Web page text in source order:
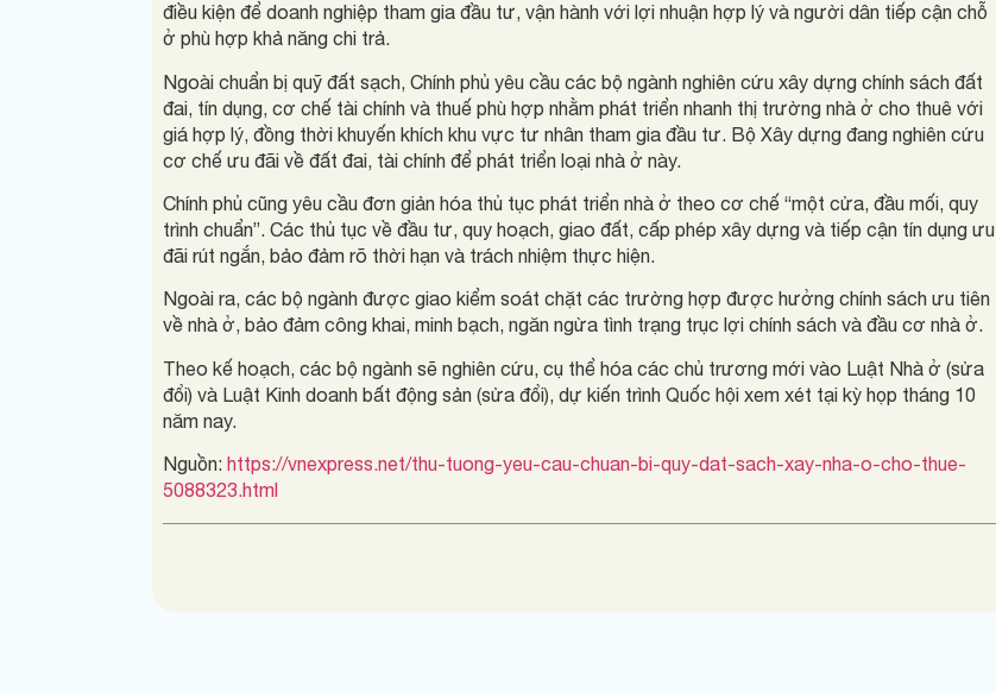
điều kiện để doanh nghiệp tham gia đầu tư, vận hành với lợi nhuận hợp lý và người dân tiếp cận chỗ
ở phù hợp khả năng chi trả.
Ngoài chuẩn bị quỹ đất sạch, Chính phủ yêu cầu các bộ ngành nghiên cứu xây dựng chính sách đất
đai, tín dụng, cơ chế tài chính và thuế phù hợp nhằm phát triển nhanh thị trường nhà ở cho thuê với
giá hợp lý, đồng thời khuyến khích khu vực tư nhân tham gia đầu tư. Bộ Xây dựng đang nghiên cứu
cơ chế ưu đãi về đất đai, tài chính để phát triển loại nhà ở này.
Chính phủ cũng yêu cầu đơn giản hóa thủ tục phát triển nhà ở theo cơ chế “một cửa, đầu mối, quy
trình chuẩn”. Các thủ tục về đầu tư, quy hoạch, giao đất, cấp phép xây dựng và tiếp cận tín dụng ưu
đãi rút ngắn, bảo đảm rõ thời hạn và trách nhiệm thực hiện.
Ngoài ra, các bộ ngành được giao kiểm soát chặt các trường hợp được hưởng chính sách ưu tiên
về nhà ở, bảo đảm công khai, minh bạch, ngăn ngừa tình trạng trục lợi chính sách và đầu cơ nhà ở.
Theo kế hoạch, các bộ ngành sẽ nghiên cứu, cụ thể hóa các chủ trương mới vào Luật Nhà ở (sửa
đổi) và Luật Kinh doanh bất động sản (sửa đổi), dự kiến trình Quốc hội xem xét tại kỳ họp tháng 10
năm nay.
Nguồn: https://vnexpress.net/thu-tuong-yeu-cau-chuan-bi-quy-dat-sach-xay-nha-o-cho-thue-
5088323.html